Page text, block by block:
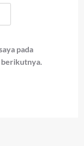
pada
berikutnya.